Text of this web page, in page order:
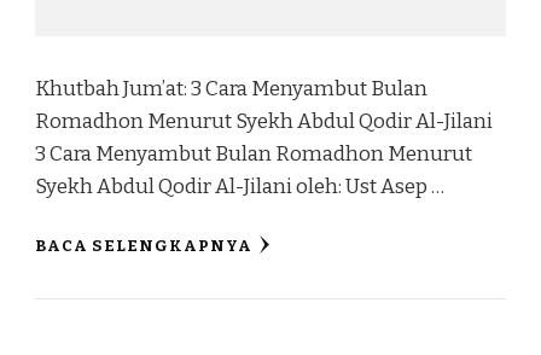
Khutbah Jum’at: 3 Cara Menyambut Bulan
Romadhon Menurut Syekh Abdul Qodir Al-Jilani
3 Cara Menyambut Bulan Romadhon Menurut
Syekh Abdul Qodir Al-Jilani oleh: Ust Asep …
BACA SELENGKAPNYA